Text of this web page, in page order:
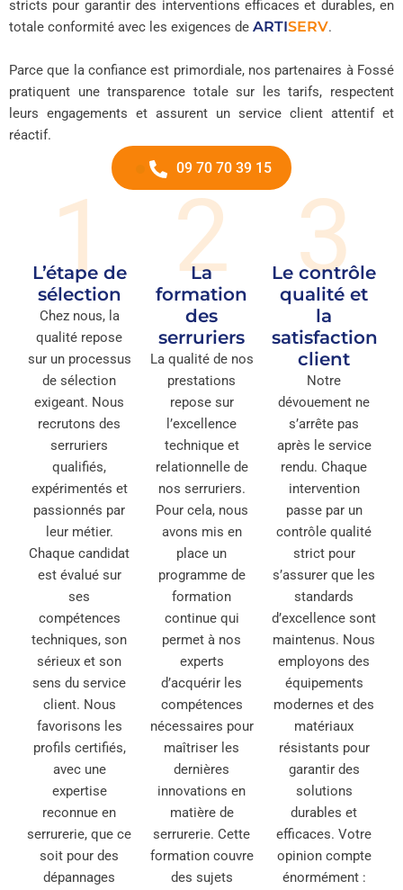
stricts pour garantir des interventions efficaces et durables, en
totale conformité avec les exigences de ARTISERV.
Parce que la confiance est primordiale, nos partenaires à Fossé
pratiquent une transparence totale sur les tarifs, respectent
leurs engagements et assurent un service client attentif et
réactif.
09 70 70 39 15
1
L’étape de
sélection
Chez nous, la
qualité repose
sur un processus
de sélection
exigeant. Nous
recrutons des
serruriers
qualifiés,
expérimentés et
passionnés par
leur métier.
Chaque candidat
est évalué sur
ses
compétences
techniques, son
sérieux et son
sens du service
client. Nous
favorisons les
profils certifiés,
avec une
expertise
reconnue en
serrurerie, que ce
soit pour des
dépannages
2
La
formation
des
serruriers
La qualité de nos
prestations
repose sur
l’excellence
technique et
relationnelle de
nos serruriers.
Pour cela, nous
avons mis en
place un
programme de
formation
continue qui
permet à nos
experts
d’acquérir les
compétences
nécessaires pour
maîtriser les
dernières
innovations en
matière de
serrurerie. Cette
formation couvre
des sujets
3
Le contrôle
qualité et
la
satisfaction
client
Notre
dévouement ne
s’arrête pas
après le service
rendu. Chaque
intervention
passe par un
contrôle qualité
strict pour
s’assurer que les
standards
d’excellence sont
maintenus. Nous
employons des
équipements
modernes et des
matériaux
résistants pour
garantir des
solutions
durables et
efficaces. Votre
opinion compte
énormément :